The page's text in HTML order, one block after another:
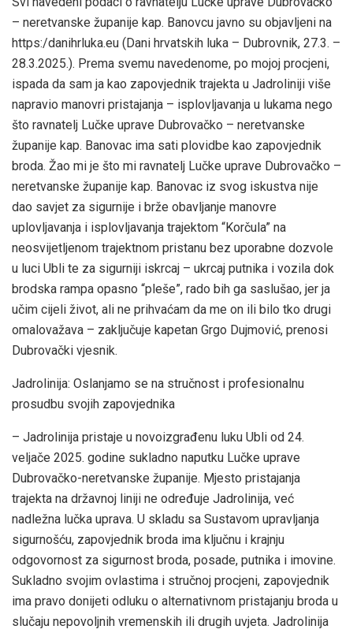
– neretvanske županije kap. Banovcu javno su objavljeni na
https:/danihrluka.eu (Dani hrvatskih luka – Dubrovnik, 27.3. –
28.3.2025.). Prema svemu navedenome, po mojoj procjeni,
ispada da sam ja kao zapovjednik trajekta u Jadroliniji više
napravio manovri pristajanja – isplovljavanja u lukama nego
što ravnatelj Lučke uprave Dubrovačko – neretvanske
županije kap. Banovac ima sati plovidbe kao zapovjednik
broda. Žao mi je što mi ravnatelj Lučke uprave Dubrovačko –
neretvanske županije kap. Banovac iz svog iskustva nije
dao savjet za sigurnije i brže obavljanje manovre
uplovljavanja i isplovljavanja trajektom “Korčula” na
neosvijetljenom trajektnom pristanu bez uporabne dozvole
u luci Ubli te za sigurniji iskrcaj – ukrcaj putnika i vozila dok
brodska rampa opasno “pleše”, rado bih ga saslušao, jer ja
učim cijeli život, ali ne prihvaćam da me on ili bilo tko drugi
omalovažava – zaključuje kapetan Grgo Dujmović, prenosi
Dubrovački vjesnik.
Jadrolinija: Oslanjamo se na stručnost i profesionalnu
prosudbu svojih zapovjednika
– Jadrolinija pristaje u novoizgrađenu luku Ubli od 24.
veljače 2025. godine sukladno naputku Lučke uprave
Dubrovačko-neretvanske županije. Mjesto pristajanja
trajekta na državnoj liniji ne određuje Jadrolinija, već
nadležna lučka uprava. U skladu sa Sustavom upravljanja
sigurnošću, zapovjednik broda ima ključnu i krajnju
odgovornost za sigurnost broda, posade, putnika i imovine.
Sukladno svojim ovlastima i stručnoj procjeni, zapovjednik
ima pravo donijeti odluku o alternativnom pristajanju broda u
slučaju nepovoljnih vremenskih ili drugih uvjeta. Jadrolinija